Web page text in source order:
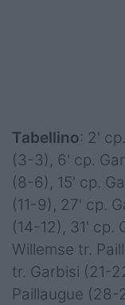
Tabellino: 2'
(3-3), 6' cp.
(8-6), 15' cp.
(11-9), 27' cp.
(14-12), 31' cp.
Willemse tr.
tr. Garbisi (21-
Paillaugue (28-